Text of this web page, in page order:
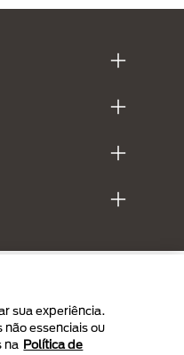
sua experiência.
essenciais ou
na Política de